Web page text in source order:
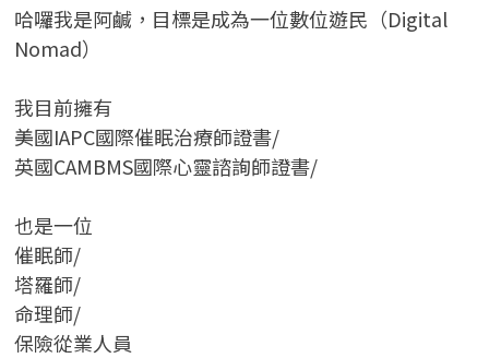
哈囉我是阿鹹，目標是成為一位數位遊民（Digital
Nomad）
我目前擁有
美國IAPC國際催眠治療師證書/
英國CAMBMS國際心靈諮詢師證書/
也是一位
催眠師/
塔羅師/
命理師/
保險從業人員